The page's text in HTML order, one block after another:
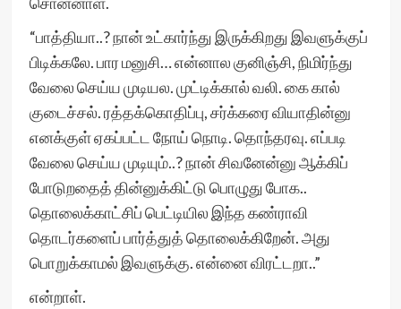
“பாத்தியா..? நான் உட்கார்ந்து இருக்கிறது இவளுக்குப்
பிடிக்கலே. பார மனுசி… என்னால குனிஞ்சி, நிமிர்ந்து
வேலை செய்ய முடியல. முட்டிக்கால் வலி. கை கால்
குடைச்சல். ரத்தக்கொதிப்பு, சர்க்கரை வியாதின்னு
எனக்குள் ஏகப்பட்ட நோய் நொடி. தொந்தரவு. எப்படி
வேலை செய்ய முடியும்..? நான் சிவனேன்னு ஆக்கிப்
போடுறதைத் தின்னுக்கிட்டு பொழுது போக..
தொலைக்காட்சிப் பெட்டியில இந்த கண்ராவி
தொடர்களைப் பார்த்துத் தொலைக்கிறேன். அது
பொறுக்காமல் இவளுக்கு. என்னை விரட்டறா..”
என்றாள்.